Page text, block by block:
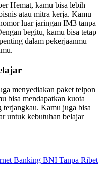
Hemat, kamu bisa lebih
atau mitra kerja. Kamu
luar jaringan IM3 tanpa
begitu, kamu bisa tetap
dalam pekerjaanmu
menyediakan paket telpon
bisa mendapatkan kuota
terjangkau. Kamu juga bisa
untuk kebutuhan belajar
Banking BNI Tanpa Ribet